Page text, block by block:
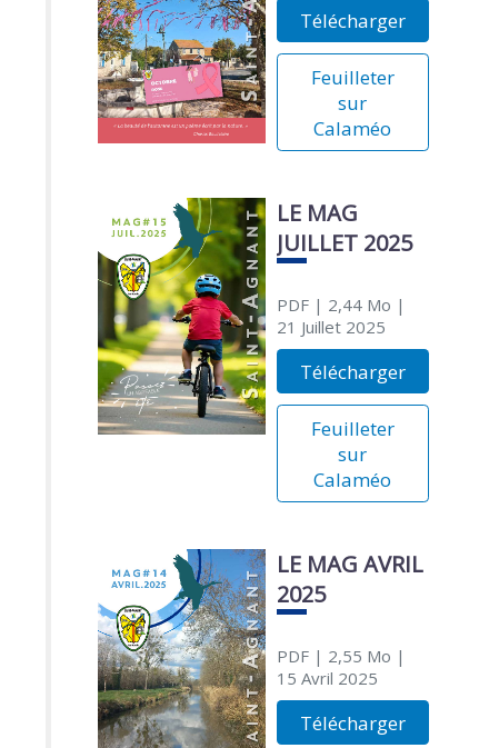
Télécharger
Feuilleter
sur
Calaméo
LE MAG
JUILLET 2025
PDF| 2,44 Mo |
21 Juillet 2025
Télécharger
Feuilleter
sur
Calaméo
LE MAG AVRIL
2025
PDF| 2,55 Mo |
15 Avril 2025
Télécharger